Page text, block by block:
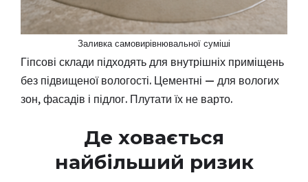
Заливка самовирівнювальної суміші
Гіпсові склади підходять для внутрішніх приміщень
без підвищеної вологості. Цементні — для вологих
зон, фасадів і підлог. Плутати їх не варто.
Де ховається
найбільший ризик